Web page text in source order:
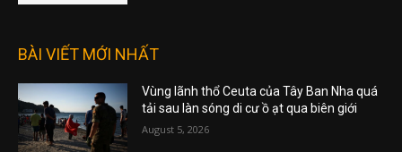
BÀI VIẾT MỚI NHẤT
Vùng lãnh thổ Ceuta của Tây Ban Nha quá
tải sau làn sóng di cư ồ ạt qua biên giới
August 5, 2026